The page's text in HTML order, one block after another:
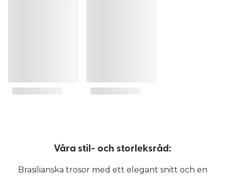
Våra stil- och storleksråd:
Brasilianska trosor med ett elegant snitt och en